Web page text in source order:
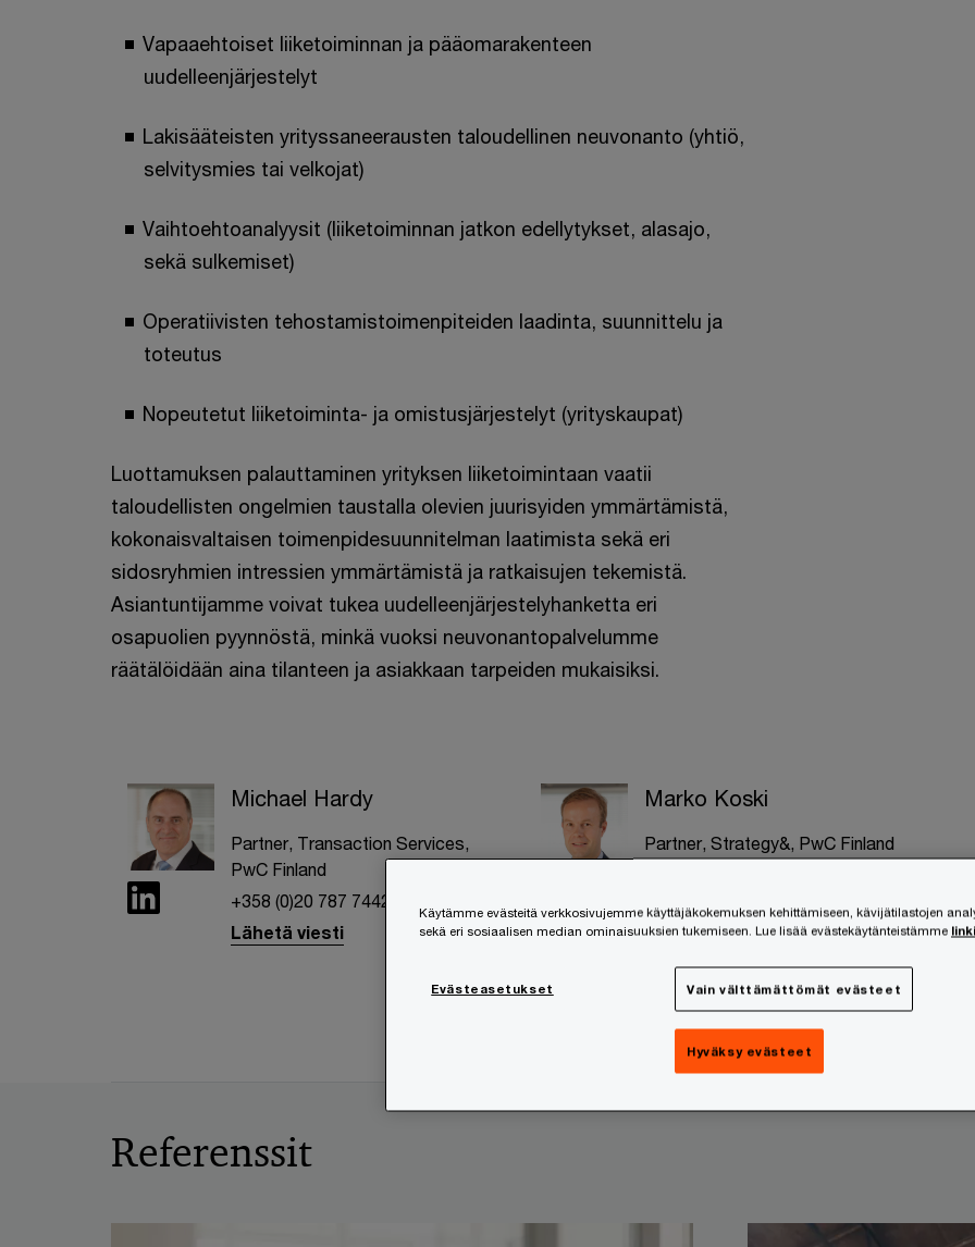
Vapaaehtoiset liiketoiminnan ja pääomarakenteen
uudelleenjärjestelyt
Lakisääteisten yrityssaneerausten taloudellinen neuvonanto (yhtiö,
selvitysmies tai velkojat)
Vaihtoehtoanalyysit (liiketoiminnan jatkon edellytykset, alasajo,
sekä sulkemiset)
Operatiivisten tehostamistoimenpiteiden laadinta, suunnittelu ja
toteutus
Nopeutetut liiketoiminta- ja omistusjärjestelyt (yrityskaupat)
Luottamuksen palauttaminen yrityksen liiketoimintaan vaatii
taloudellisten ongelmien taustalla olevien juurisyiden ymmärtämistä,
kokonaisvaltaisen toimenpidesuunnitelman laatimista sekä eri
sidosryhmien intressien ymmärtämistä ja ratkaisujen tekemistä.
Asiantuntijamme voivat tukea uudelleenjärjestelyhanketta eri
osapuolien pyynnöstä, minkä vuoksi neuvonantopalvelumme
räätälöidään aina tilanteen ja asiakkaan tarpeiden mukaisiksi.
Michael Hardy
Partner, Transaction Services,
PwC Finland
+358 (0)20 787 7442
Lähetä viesti
Marko Koski
Partner, Strategy&, PwC Finland
Lähetä viesti
Referenssit
Käytämme evästeitä verkkosivujemme käyttäjäkokemuksen kehittämiseen, kävijätilastojen
sekä eri sosiaalisen median ominaisuuksien tukemiseen. Lue lisää evästekäytänteistämme
Evästeasetukset Vain välttämättömät evästeet
Hyväksy evästeet